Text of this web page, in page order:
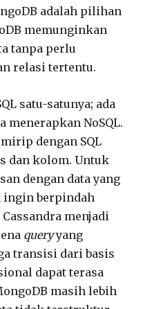
adalah pilihan
memunginkan
tanpa perlu
relasi tertentu.
satu-satunya; ada
menerapkan NoSQL.
dengan SQL
dan kolom. Untuk
dengan data yang
ingin berpindah
menjadi
queryyang
transisi dari basis
dapat terasa
masih lebih